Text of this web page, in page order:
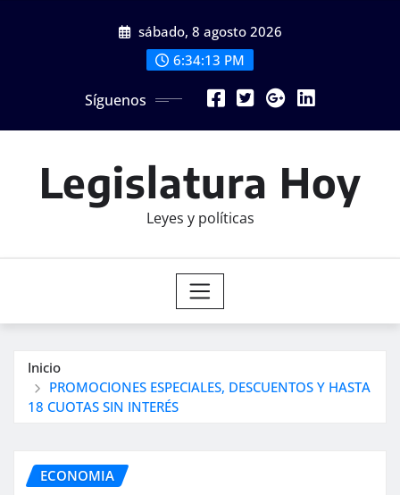
sábado, 8 agosto 2026
6:34:14 PM
Síguenos
Legislatura Hoy
Leyes y políticas
Inicio
PROMOCIONES ESPECIALES, DESCUENTOS Y HASTA
18 CUOTAS SIN INTERÉS
ECONOMIA